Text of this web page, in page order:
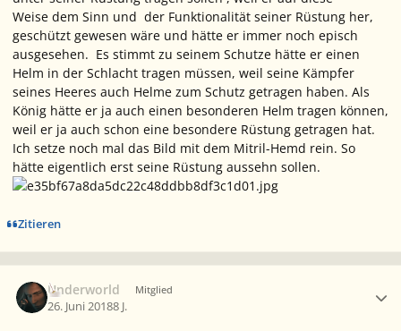
Weise dem Sinn und der Funktionalität seiner Rüstung her,
geschützt gewesen wäre und hätte er immer noch episch
ausgesehen. Es stimmt zu seinem Schutze hätte er einen
Helm in der Schlacht tragen müssen, weil seine Kämpfer
seines Heeres auch Helme zum Schutz getragen haben. Als
König hätte er ja auch einen besonderen Helm tragen können,
weil er ja auch schon eine besondere Rüstung getragen hat.
Ich setze noch mal das Bild mit dem Mitril-Hemd rein. So
hätte eigentlich erst seine Rüstung aussehn sollen.
Zitieren
Underworld Mitglied
26. Juni 20188 J.